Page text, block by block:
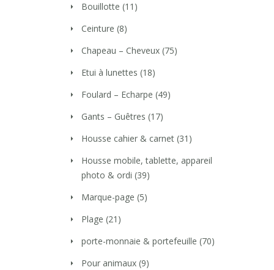
Bouillotte (11)
Ceinture (8)
Chapeau – Cheveux (75)
Etui à lunettes (18)
Foulard – Echarpe (49)
Gants – Guêtres (17)
Housse cahier & carnet (31)
Housse mobile, tablette, appareil
photo & ordi (39)
Marque-page (5)
Plage (21)
porte-monnaie & portefeuille (70)
Pour animaux (9)